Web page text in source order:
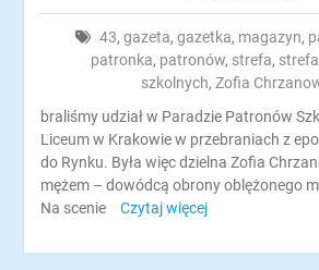
43,gazeta,gazetka, magazyn,
patronka, patronów, strefa,
szkolnych,Zofia
braliśmy udział w Paradzie Patronów
Liceum w Krakowie w przebraniach z
do Rynku. Była więc dzielna Zofia
mężem – dowódcą obrony oblężonego
Na scenie
Czytaj więcej